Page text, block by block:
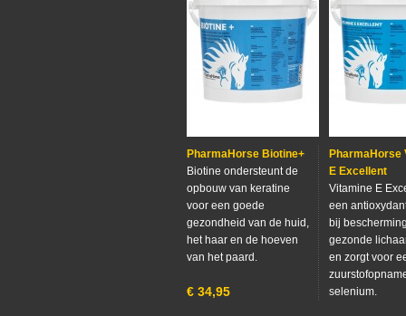
PharmaHorse Biotine+
Biotine ondersteunt de
opbouw van keratine
voor een goede
gezondheid van de huid,
het haar en de hoeven
van het paard.
€ 34,95
PharmaHorse
E Excellent
Vitamine E
een
bij
gezonde
en zorgt voor
selenium.